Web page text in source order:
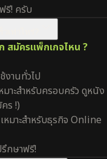
รี! ครับ
สมัครแพ็กเกจไหน ?
งานทั่วไป
าะสำหรับครอบครัว ดูหนัง
ร !)
มาะสำหรับธุรกิจ Online
กษาฟรี!